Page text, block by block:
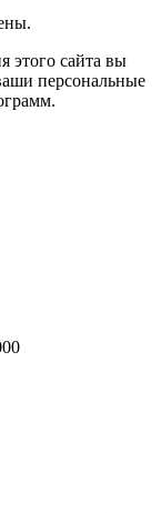
этого сайта вы
персональные